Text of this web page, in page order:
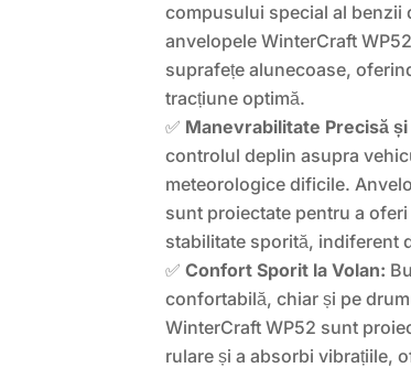
compusului special al benzii
anvelopele WinterCraft
suprafețe alunecoase,
tracțiune optimă.
✅ Manevrabilitate Precisă
controlul deplin asupra
meteorologice dificile.
sunt proiectate pentru a
stabilitate sporită, indiferent
✅Confort Sporit la Volan:
confortabilă, chiar și pe
WinterCraft WP52 sunt
rulare și a absorbi vibrațiile,